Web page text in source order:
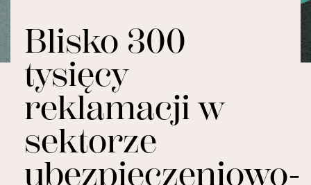
Blisko 300
tysięcy
reklamacji w
sektorze
ubezpieczeniowo-